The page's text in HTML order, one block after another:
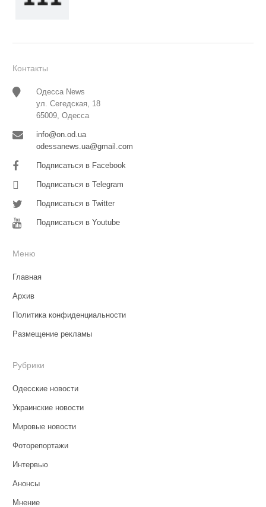
Контакты
Одесса News
ул. Сегедская, 18
65009, Одесса
info@on.od.ua
odessanews.ua@gmail.com
Подписаться в Facebook
Подписаться в Telegram
Подписаться в Twitter
Подписаться в Youtube
Меню
Главная
Архив
Политика конфиденциальности
Размещение рекламы
Рубрики
Одесские новости
Украинские новости
Мировые новости
Фоторепортажи
Интервью
Анонсы
Мнение